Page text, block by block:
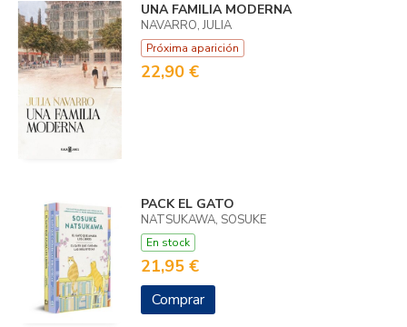
UNA FAMILIA MODERNA
NAVARRO, JULIA
Próxima aparición
22,90 €
PACK EL GATO
NATSUKAWA, SOSUKE
En stock
21,95 €
Comprar